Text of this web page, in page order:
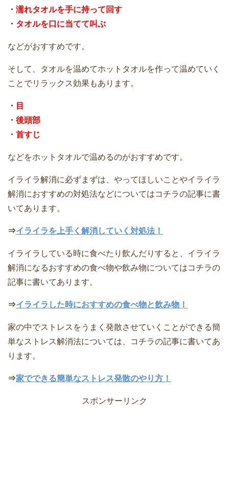
・ 濡れタオルを手に持って回す
・ タオルを口に当てて叫ぶ
などがおすすめです。
そして、タオルを温めてホットタオルを作って温めていく
ことでリラックス効果もあります。
・ 目
・ 後頭部
・ 首すじ
などをホットタオルで温めるのがおすすめです。
イライラ解消に必ずまずは、やってほしいことやイライラ
解消におすすめの対処法などについてはコチラの記事に書
いてあります。
⇒イライラを上手く解消していく対処法！
イライラしている時に食べたり飲んだりすると、イライラ
解消になるおすすめの食べ物や飲み物についてはコチラの
記事に書いてあります。
⇒イライラした時におすすめの食べ物と飲み物！
家の中でストレスをうまく発散させていくことができる簡
単なストレス解消法については、コチラの記事に書いてあ
ります。
⇒家でできる簡単なストレス発散のやり方！
スポンサーリンク